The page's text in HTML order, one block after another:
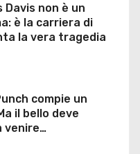
Davis non è un
è la carriera di
la vera tragedia
compie un
il bello deve
venire…